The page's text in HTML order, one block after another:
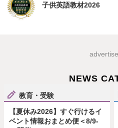
子供英語教材2026
NEWS
教育・受験
【夏休み2026】すぐ行けるイ
ベント情報おまとめ便＜8/9-